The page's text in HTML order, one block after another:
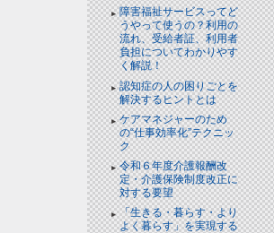
障害福祉サービスってど
うやって使うの？利用の
流れ、受給者証、利用者
負担についてわかりやす
く解説！
認知症の人の困りごとを
解決するヒントとは
ケアマネジャーのため
の“仕事効率化”テクニッ
ク
令和６年度介護報酬改
定・介護保険制度改正に
対する要望
「生きる・暮らす・より
よく暮らす」を実現する